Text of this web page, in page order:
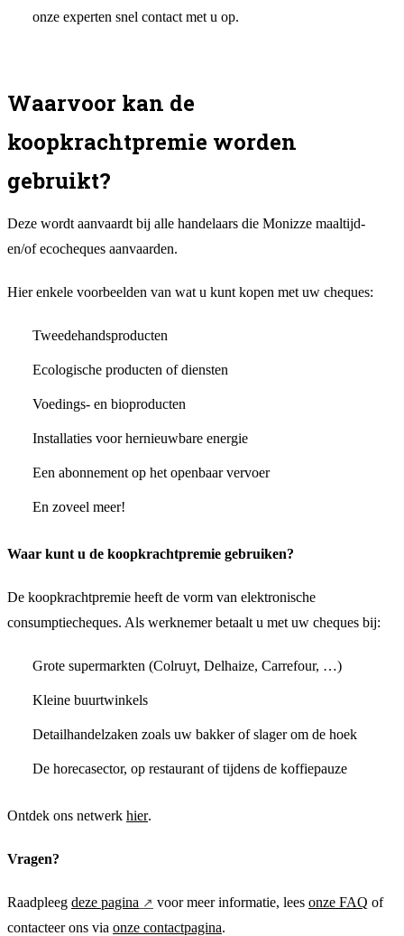
onze experten snel contact met u op.
Waarvoor kan de
koopkrachtpremie worden
gebruikt?
Deze wordt aanvaardt bij alle handelaars die Monizze maaltijd-
en/of ecocheques aanvaarden.
Hier enkele voorbeelden van wat u kunt kopen met uw cheques:
Tweedehandsproducten
Ecologische producten of diensten
Voedings- en bioproducten
Installaties voor hernieuwbare energie
Een abonnement op het openbaar vervoer
En zoveel meer!
Waar kunt u de koopkrachtpremie gebruiken?
De koopkrachtpremie heeft de vorm van elektronische
consumptiecheques. Als werknemer betaalt u met uw cheques bij:
Grote supermarkten (Colruyt, Delhaize, Carrefour, …)
Kleine buurtwinkels
Detailhandelzaken zoals uw bakker of slager om de hoek
De horecasector, op restaurant of tijdens de koffiepauze
Ontdek ons netwerk hier.
Vragen?
Raadpleeg deze pagina voor meer informatie, lees onze FAQ of
contacteer ons via onze contactpagina.